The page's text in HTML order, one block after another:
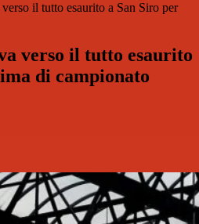
il tutto esaurito a San Siro per
verso il tutto esaurito
di campionato